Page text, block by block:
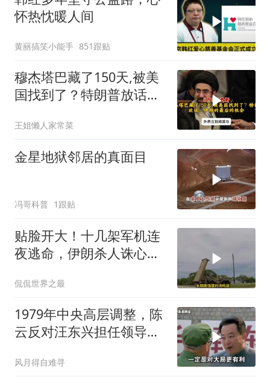
怀热忱暖人间
黄丽搞笑小能手 851跟贴
穆杰塔巴藏了150天,被美
国找到了？特朗普放话：
王姐懒人家常菜
金星地狱邻居的真面目
冯哥科普 1跟贴
贴脸开大！十几架军机连
夜逃命，伊朗杀人诛心，
侃侃世界之最
1979年中央高层调整，陈
云反对汪东兴担任领导职
风月得自难寻